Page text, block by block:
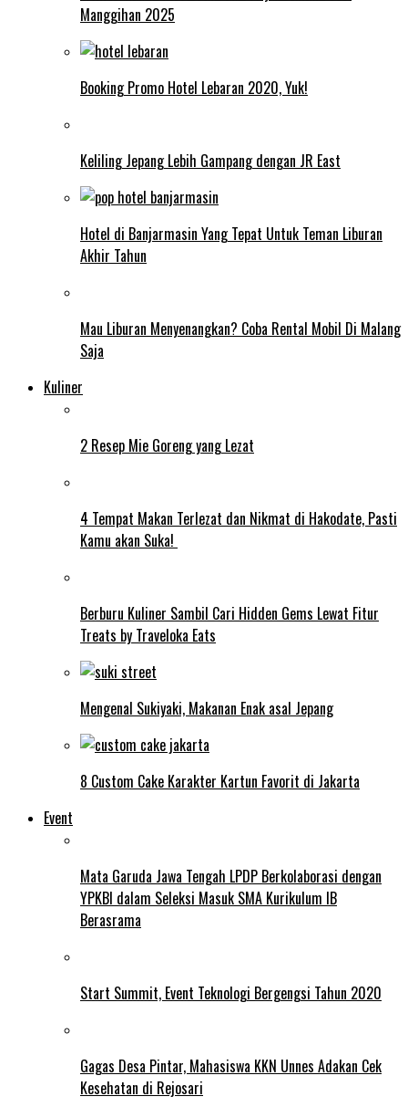
Manggihan 2025
Booking Promo Hotel Lebaran 2020, Yuk!
Keliling Jepang Lebih Gampang dengan JR East
Hotel di Banjarmasin Yang Tepat Untuk Teman Liburan
Akhir Tahun
Mau Liburan Menyenangkan? Coba Rental Mobil Di Malang
Saja
Kuliner
2 Resep Mie Goreng yang Lezat
4 Tempat Makan Terlezat dan Nikmat di Hakodate, Pasti
Kamu akan Suka!
Berburu Kuliner Sambil Cari Hidden Gems Lewat Fitur
Treats by Traveloka Eats
Mengenal Sukiyaki, Makanan Enak asal Jepang
8 Custom Cake Karakter Kartun Favorit di Jakarta
Event
Mata Garuda Jawa Tengah LPDP Berkolaborasi dengan
YPKBI dalam Seleksi Masuk SMA Kurikulum IB
Berasrama
Start Summit, Event Teknologi Bergengsi Tahun 2020
Gagas Desa Pintar, Mahasiswa KKN Unnes Adakan Cek
Kesehatan di Rejosari